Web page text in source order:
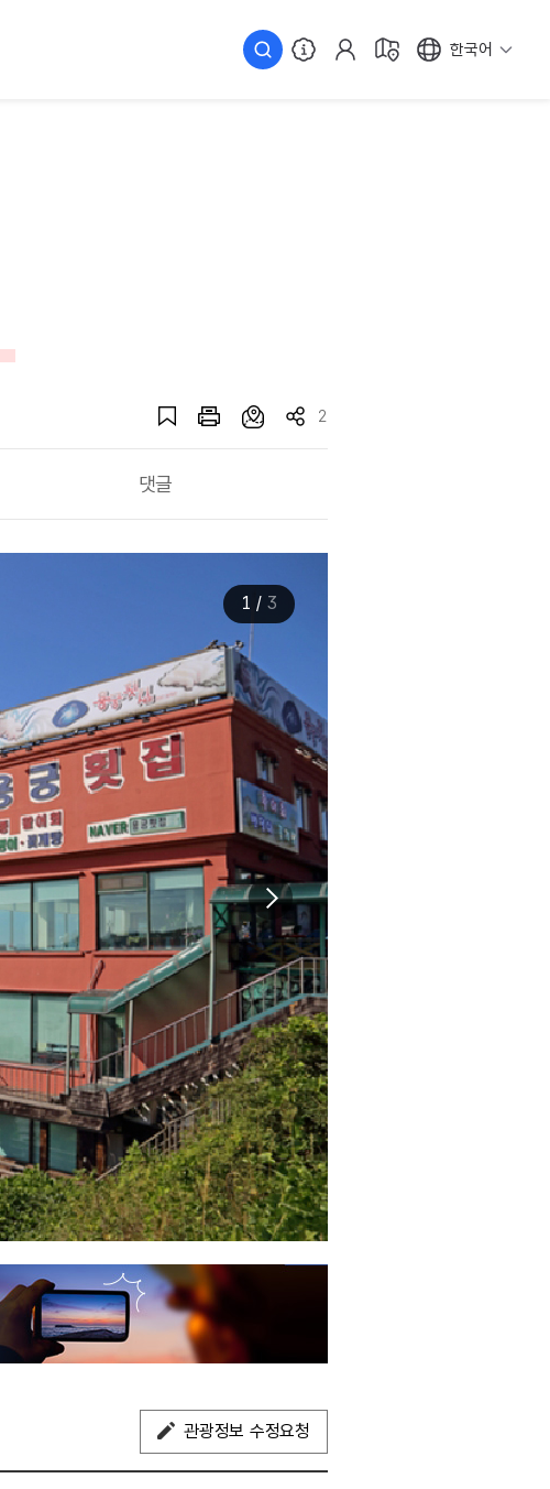
한국어
2
댓글
1 / 3
관광정보 수정요청